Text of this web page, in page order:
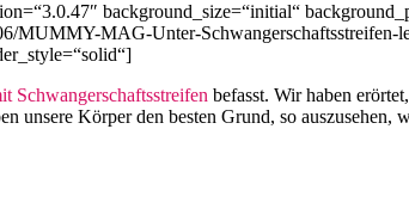
background_size=“initial“
MUMMY-MAG-Unter-
Schwangerschaftsstreifen befasst. Wir haben
unsere Körper den besten Grund, so